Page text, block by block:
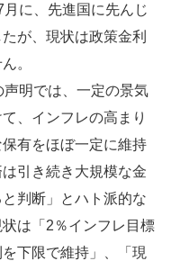
に、先進国に先んじ
が、現状は政策金利
。
明では、一定の景気
、インフレの高まり
有をほぼ一定に維持
引き続き大規模な金
判断」とハト派的な
は「2％インフレ目標
下限で維持」、「現